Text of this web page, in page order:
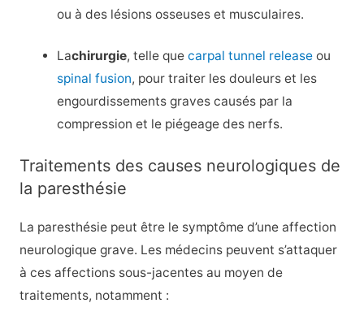
ou à des lésions osseuses et musculaires.
Lachirurgie, telle quecarpal tunnel release ou
spinal fusion, pour traiter les douleurs et les
engourdissements graves causés par la
compression et le piégeage des nerfs.
Traitements des causes neurologiques de
la paresthésie
La paresthésie peut être le symptôme d’une affection
neurologique grave. Les médecins peuvent s’attaquer
à ces affections sous-jacentes au moyen de
traitements, notamment :